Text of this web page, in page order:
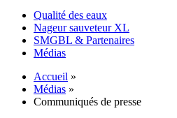
Qualité des eaux
Nageur sauveteur XL
SMGBL & Partenaires
Médias
Accueil »
Médias »
Communiqués de presse